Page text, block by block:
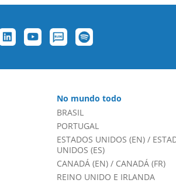
No mundo todo
BRASIL
PORTUGAL
ESTADOS UNIDOS (EN)/
UNIDOS (ES)
CANADÁ (EN)/ CANADÁ (FR)
REINO UNIDO E IRLANDA